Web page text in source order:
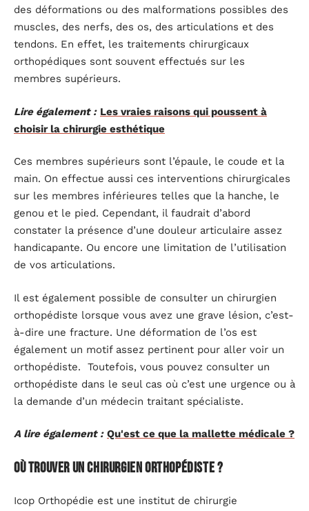
des déformations ou des malformations possibles des
muscles, des nerfs, des os, des articulations et des
tendons. En effet, les traitements chirurgicaux
orthopédiques sont souvent effectués sur les
membres supérieurs.
Lire également : Les vraies raisons qui poussent à
choisir la chirurgie esthétique
Ces membres supérieurs sont l’épaule, le coude et la
main. On effectue aussi ces interventions chirurgicales
sur les membres inférieures telles que la hanche, le
genou et le pied. Cependant, il faudrait d’abord
constater la présence d’une douleur articulaire assez
handicapante. Ou encore une limitation de l’utilisation
de vos articulations.
Il est également possible de consulter un chirurgien
orthopédiste lorsque vous avez une grave lésion, c’est-
à-dire une fracture. Une déformation de l’os est
également un motif assez pertinent pour aller voir un
orthopédiste. Toutefois, vous pouvez consulter un
orthopédiste dans le seul cas où c’est une urgence ou à
la demande d’un médecin traitant spécialiste.
A lire également : Qu'est ce que la mallette médicale ?
Où trouver un chirurgien orthopédiste ?
Icop Orthopédie est une institut de chirurgie